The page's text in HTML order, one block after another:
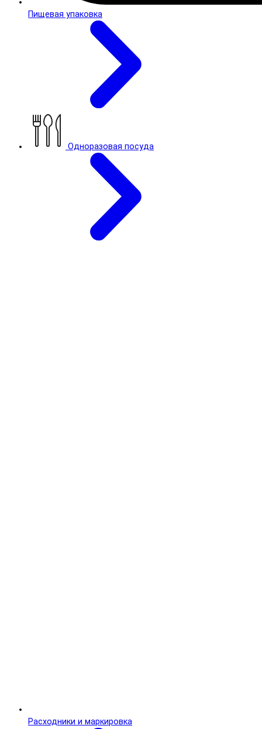
Пищевая упаковка
Одноразовая посуда
Расходники и маркировка